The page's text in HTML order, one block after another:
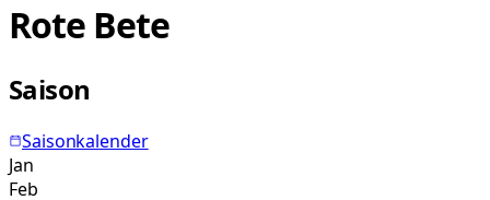
Rote Bete
Saison
Saisonkalender
Jan
Feb